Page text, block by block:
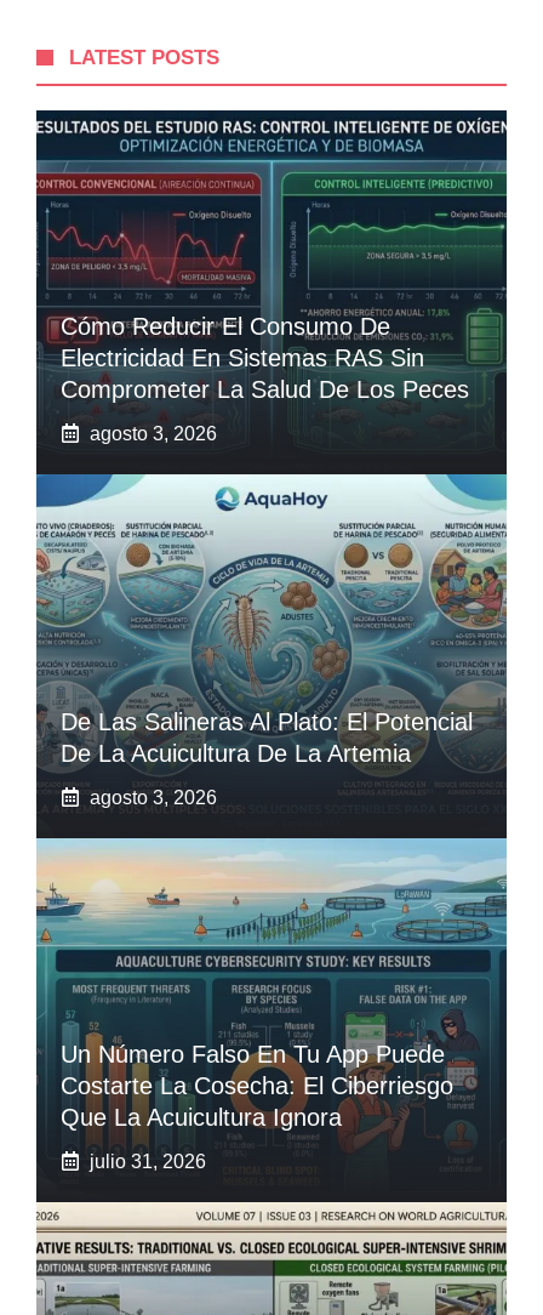
LATEST POSTS
Cómo Reducir El Consumo De
Electricidad En Sistemas RAS Sin
Comprometer La Salud De Los Peces
agosto 3, 2026
De Las Salineras Al Plato: El Potencial
De La Acuicultura De La Artemia
agosto 3, 2026
Un Número Falso En Tu App Puede
Costarte La Cosecha: El Ciberriesgo
Que La Acuicultura Ignora
julio 31, 2026